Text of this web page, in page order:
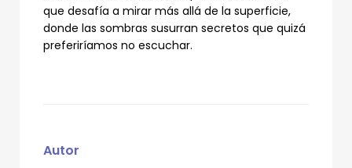
que desafía a mirar más allá de la superficie,
donde las sombras susurran secretos que quizá
preferiríamos no escuchar.
Autor